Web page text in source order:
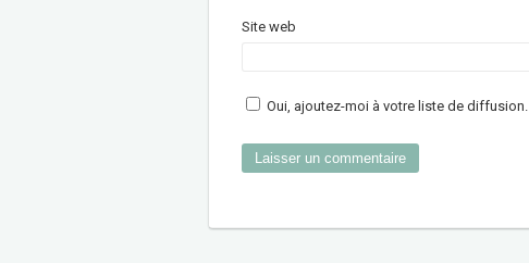
Site web
Oui, ajoutez-moi à votre liste de diffusion.